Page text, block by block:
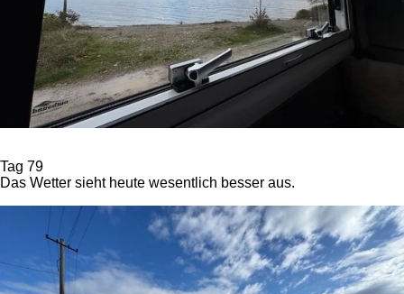
Tag 79
Das Wetter sieht heute wesentlich besser aus.